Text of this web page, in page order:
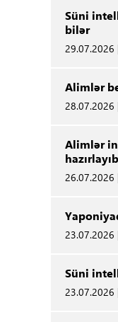
Süni
bilər
29.07.2026
Alimlər
28.07.2026
Alimlər
26.07.2026
23.07.2026
Süni
23.07.2026